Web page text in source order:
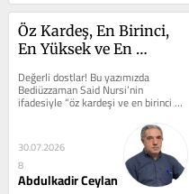
Öz Kardeş, En Birinci,
En Yüksek ve En
Abdülmecid Nursi-10
Değerli dostlar! Bu yazımızda
Bediüzzaman Said Nursi’nin
ifadesiyle “öz kardeşi ve en birinci ve
en yüksek ve fedakâr bir talebesi
30.07.2026
8
Abdulkadir Ceylan